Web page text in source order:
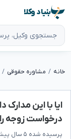
بنیاد وکلا
خانه مشاوره حقوقی
ایا با این
درخواست زوجه
پرسیده شده ۵ سال پیش